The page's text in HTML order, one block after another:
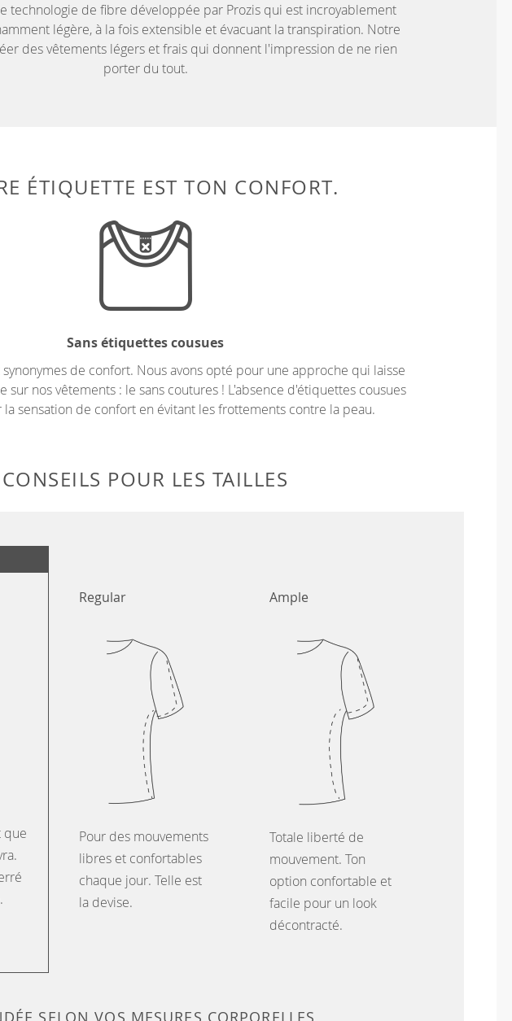
technologie de fibre développée par Prozis qui est incroyablement
légère, à la fois extensible et évacuant la transpiration. Notre
des vêtements légers et frais qui donnent l'impression de ne rien
porter du tout.
ÉTIQUETTE EST TON CONFORT.
Sans étiquettes cousues
de confort. Nous avons opté pour une approche qui laisse
sur nos vêtements : le sans coutures ! L'absence d'étiquettes cousues
sensation de confort en évitant les frottements contre la peau.
CONSEILS POUR LES TAILLES
que
Regular
Pour des mouvements
libres et confortables
chaque jour. Telle est
la devise.
Ample
Totale liberté de
mouvement. Ton
option confortable et
facile pour un look
décontracté.
SELON VOS MESURES CORPORELLES